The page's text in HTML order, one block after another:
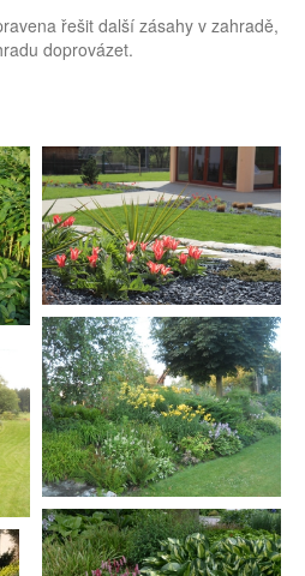
řešit další zásahy v zahradě,
doprovázet.